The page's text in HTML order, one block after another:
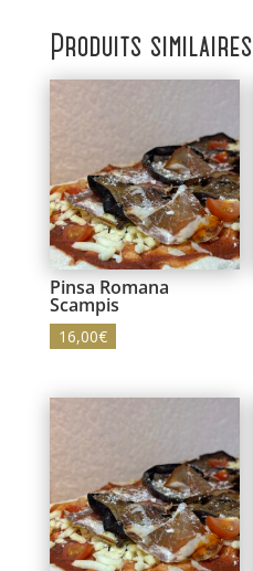
Produits similaires
Pinsa Romana
Scampis
16,00€